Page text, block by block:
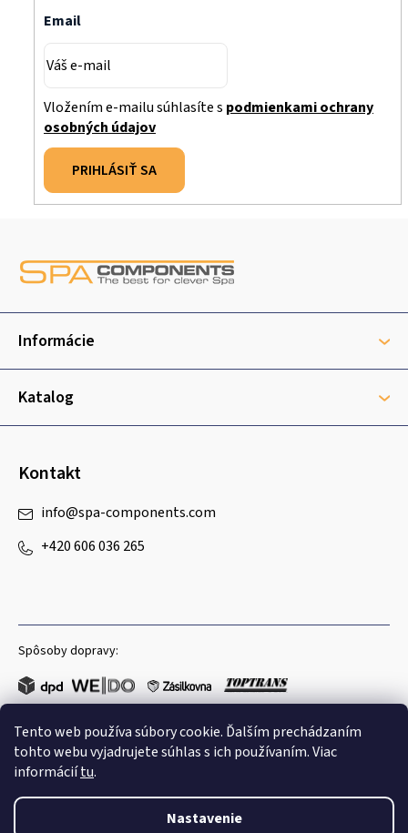
Tento web používa súbory cookie. Ďalším prechádzaním
tohto webu vyjadrujete súhlas s ich používaním. Viac
informáciítu.
Nastavenie
Email
Vložením e-mailu súhlasíte s podmienkami ochrany
osobných údajov
PRIHLÁSIŤ SA
ä
i
Informácie
Katalog
Kontakt
info@spa-components.com
+420 606 036 265
Spôsoby dopravy:
Obľúbené spôsoby platby: